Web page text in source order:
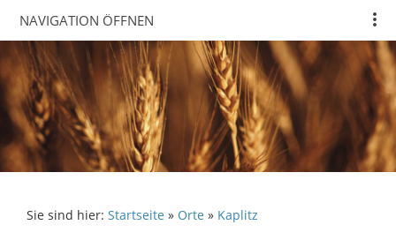
NAVIGATION ÖFFNEN
Sie sind hier: Startseite » Orte » Kaplitz